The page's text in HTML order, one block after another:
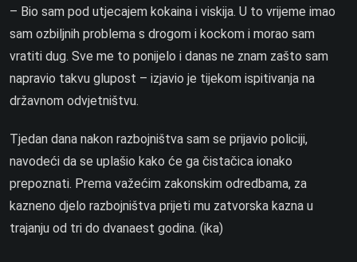
– Bio sam pod utjecajem kokaina i viskija. U to vrijeme imao
sam ozbiljnih problema s drogom i kockom i morao sam
vratiti dug. Sve me to ponijelo i danas ne znam zašto sam
napravio takvu glupost – izjavio je tijekom ispitivanja na
državnom odvjetništvu.
Tjedan dana nakon razbojništva sam se prijavio policiji,
navodeći da se uplašio kako će ga čistačica ionako
prepoznati. Prema važećim zakonskim odredbama, za
kazneno djelo razbojništva prijeti mu zatvorska kazna u
trajanju od tri do dvanaest godina. (ika)